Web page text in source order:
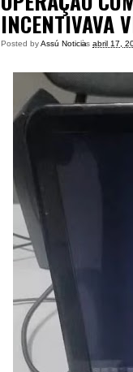
INCENTIVAVA
Posted byAssú Noticia
às abril 17,